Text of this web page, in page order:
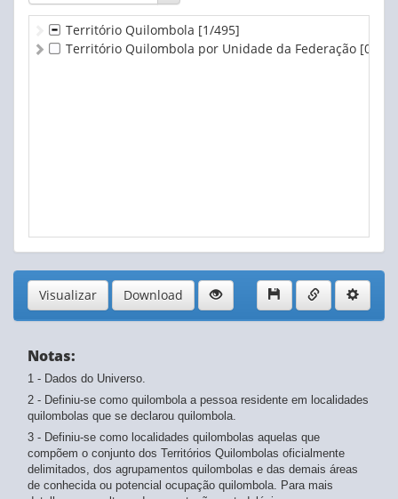
Território Quilombola [1/495]
Território Quilombola por Unidade da Federação [0/
Visualizar Download
Notas:
1 - Dados do Universo.
2 - Definiu-se como quilombola a pessoa residente em localidades
quilombolas que se declarou quilombola.
3 - Definiu-se como localidades quilombolas aquelas que
compõem o conjunto dos Territórios Quilombolas oficialmente
delimitados, dos agrupamentos quilombolas e das demais áreas
de conhecida ou potencial ocupação quilombola. Para mais